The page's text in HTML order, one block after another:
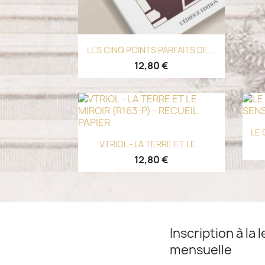
Aperçu rapide
LES CINQ POINTS PARFAITS DE...
12,80 €
Aperçu rapide
VTRIOL - LA TERRE ET LE...
12,80 €
LE
Inscription à la
mensuelle